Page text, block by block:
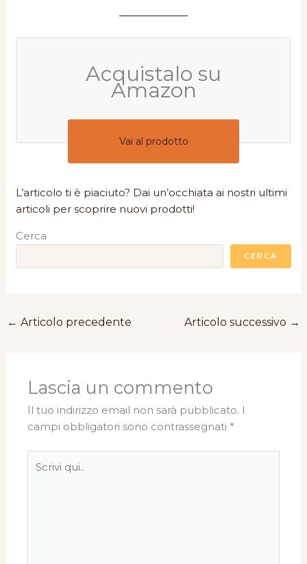
Acquistalo su
Amazon
Vai al prodotto
L’articolo ti è piaciuto? Dai un’occhiata ai nostri ultimi
articoli per scoprire nuovi prodotti!
Cerca
CERCA
← Articolo precedente Articolo successivo →
Lascia un commento
Il tuo indirizzo email non sarà pubblicato. I
campi obbligatori sono contrassegnati *
qui..